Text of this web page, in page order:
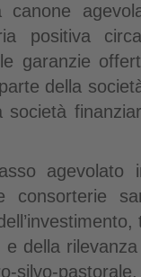
positiva
garanzie
della
società
agevolato
consorterie
della
silvo-